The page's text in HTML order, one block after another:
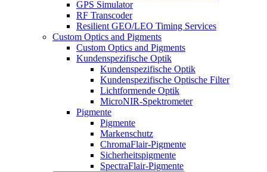
GPS Simulator
RF Transcoder
Resilient GEO/LEO Timing Services
Custom Optics and Pigments
Custom Optics and Pigments
Kundenspezifische Optik
Kundenspezifische Optik
Kundenspezifische Optische Filter
Lichtformende Optik
MicroNIR-Spektrometer
Pigmente
Pigmente
Markenschutz
ChromaFlair-Pigmente
Sicherheitspigmente
SpectraFlair-Pigmente